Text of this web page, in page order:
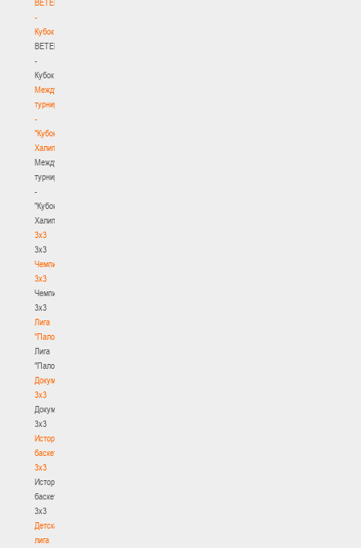
BETERA
-
Кубок
BETERA
-
Кубок
Международный
турнир
-
"Кубок
Халипского"
Международный
турнир
-
"Кубок
Халипского"
3x3
3x3
Чемпионат
3х3
Чемпионат
3х3
Лига
"Палова"
Лига
"Палова"
Документы
3х3
Документы
3х3
История
баскетбола
3х3
История
баскетбола
3х3
Детская
лига